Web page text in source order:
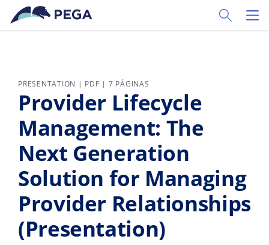
Pular para o conteúdo principal
Toggle
PRESENTATION | PDF | 7 PÁGINAS
Provider Lifecycle
Management: The
Next Generation
Solution for Managing
Provider Relationships
(Presentation)